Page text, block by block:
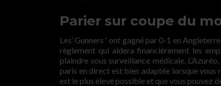
Parier sur coupe du
Les’ Gunners ‘ ont gagné par 0-1 en
règlement qui aidera financièrement les
plaindre sous surveillance médicale.
paris en direct est bien adaptée lorsque vous
est le plus élevé possible et que vous pouvez